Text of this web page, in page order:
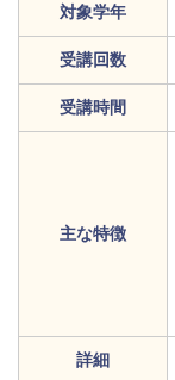
対象学年
受講回数
受講時間
主な特徴
詳細